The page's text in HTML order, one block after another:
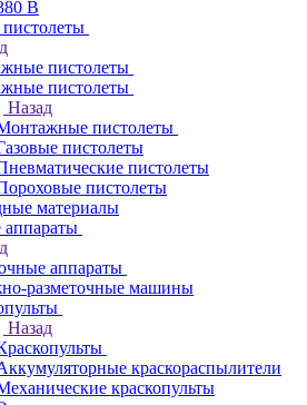
В
пистолеты
пистолеты
Назад
пистолеты
пистолеты
пистолеты
пистолеты
материалы
аппараты
разметочные машины
Назад
краскораспылители
краскопульты